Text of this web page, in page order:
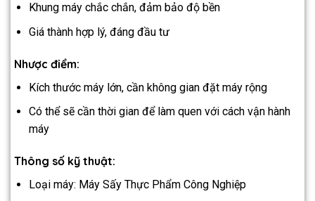
Khung máy chắc chắn, đảm bảo độ bền
Giá thành hợp lý, đáng đầu tư
Nhược điểm:
Kích thước máy lớn, cần không gian đặt máy rộng
Có thể sẽ cần thời gian để làm quen với cách vận hành
máy
Thông số kỹ thuật:
Loại máy: Máy Sấy Thực Phẩm Công Nghiệp